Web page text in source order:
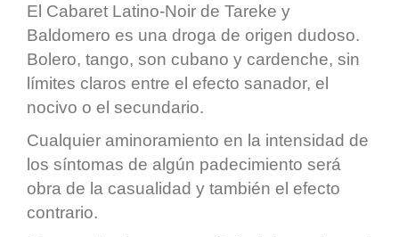
El Cabaret Latino-Noir de Tareke y
Baldomero es una droga de origen dudoso.
Bolero, tango, son cubano y cardenche, sin
límites claros entre el efecto sanador, el
nocivo o el secundario.
Cualquier aminoramiento en la intensidad de
los síntomas de algún padecimiento será
obra de la casualidad y también el efecto
contrario.